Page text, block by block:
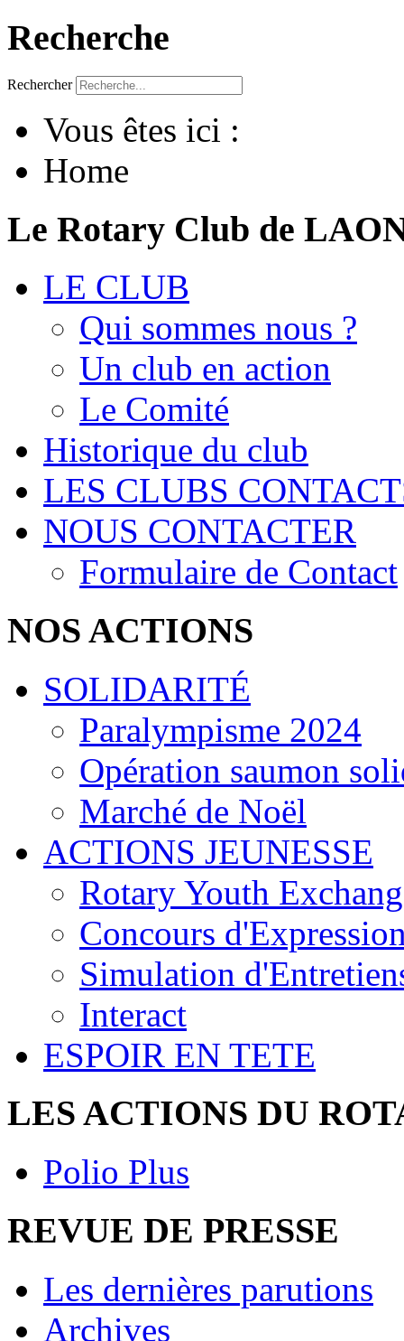
Recherche
Rechercher
Vous êtes ici :
Home
Le Rotary Club de
LE CLUB
Qui sommes nous ?
Un club en action
Le Comité
Historique du club
LES CLUBS
NOUS CONTACTER
Formulaire de Contact
NOS ACTIONS
SOLIDARITÉ
Paralympisme 2024
Opération saumon
Marché de Noël
ACTIONS JEUNESSE
Rotary Youth
Concours
Simulation
Interact
ESPOIR EN TETE
LES ACTIONS DU
Polio Plus
REVUE DE PRESSE
Les dernières parutions
Archives